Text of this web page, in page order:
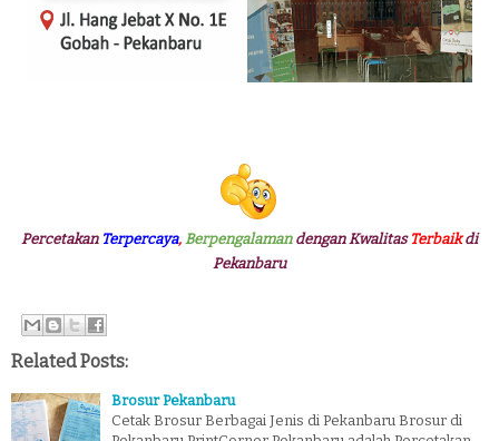
Percetakan Terpercaya, Berpengalamandengan Kwalitas Terbaik di
Pekanbaru
Related Posts:
Brosur Pekanbaru
Cetak Brosur Berbagai Jenis di Pekanbaru Brosur di